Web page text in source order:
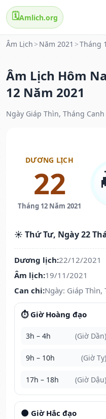
🗓️Amlich.org
Âm Lịch > Năm 2021 >Tháng
Âm Lịch Hôm
12 Năm 2021
Ngày Giáp Thìn, Tháng Canh
DƯƠNG LỊCH
22
Tháng 12 Năm 2021
☀️ Thứ Tư, Ngày 22
Dương lịch:22/12/2021
Âm lịch:19/11/2021
Can chi:Ngày: Giáp Thìn,
⏱️ Giờ Hoàng đạo
3h – 4h (Giờ Dần)
9h – 10h (Giờ Tỵ)
17h – 18h (Giờ Dậu)
🌑 Giờ Hắc đạo